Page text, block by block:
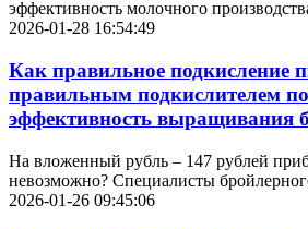
эффективность молочного
2026-01-28 16:54:49
Как правильное подкисление
правильным подкислителем
эффективность выращивания
На вложенный рубль – 147 рублей
невозможно? Специалисты
2026-01-26 09:45:06